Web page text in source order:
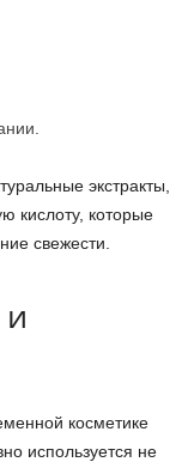
экстракты,
кислоту, которые
свежести.
косметике
используется не